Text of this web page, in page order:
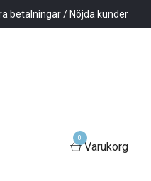
betalningar / Nöjda kunder
0
Varukorg